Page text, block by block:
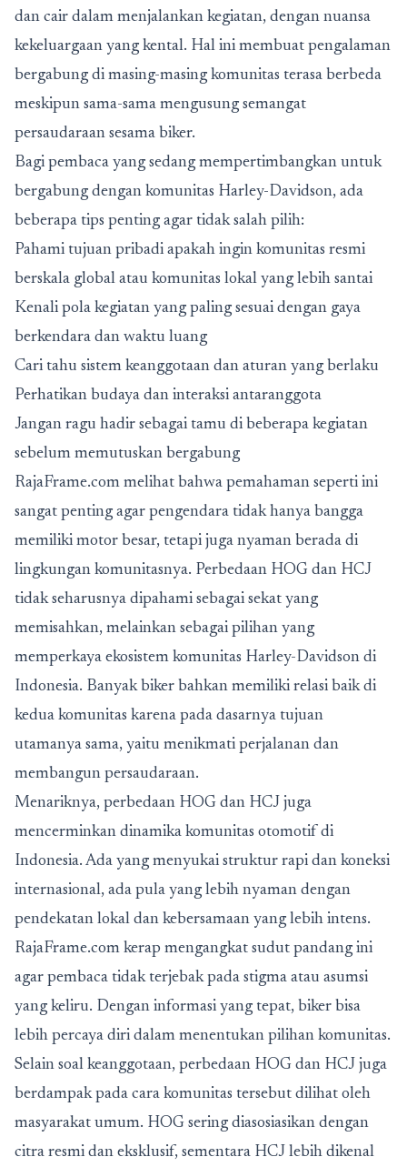
dan cair dalam menjalankan kegiatan, dengan nuansa
kekeluargaan yang kental. Hal ini membuat pengalaman
bergabung di masing-masing komunitas terasa berbeda
meskipun sama-sama mengusung semangat
persaudaraan sesama biker.
Bagi pembaca yang sedang mempertimbangkan untuk
bergabung dengan komunitas Harley-Davidson, ada
beberapa tips penting agar tidak salah pilih:
Pahami tujuan pribadi apakah ingin komunitas resmi
berskala global atau komunitas lokal yang lebih santai
Kenali pola kegiatan yang paling sesuai dengan gaya
berkendara dan waktu luang
Cari tahu sistem keanggotaan dan aturan yang berlaku
Perhatikan budaya dan interaksi antaranggota
Jangan ragu hadir sebagai tamu di beberapa kegiatan
sebelum memutuskan bergabung
RajaFrame.com melihat bahwa pemahaman seperti ini
sangat penting agar pengendara tidak hanya bangga
memiliki motor besar, tetapi juga nyaman berada di
lingkungan komunitasnya. Perbedaan HOG dan HCJ
tidak seharusnya dipahami sebagai sekat yang
memisahkan, melainkan sebagai pilihan yang
memperkaya ekosistem komunitas Harley-Davidson di
Indonesia. Banyak biker bahkan memiliki relasi baik di
kedua komunitas karena pada dasarnya tujuan
utamanya sama, yaitu menikmati perjalanan dan
membangun persaudaraan.
Menariknya, perbedaan HOG dan HCJ juga
mencerminkan dinamika komunitas otomotif di
Indonesia. Ada yang menyukai struktur rapi dan koneksi
internasional, ada pula yang lebih nyaman dengan
pendekatan lokal dan kebersamaan yang lebih intens.
RajaFrame.com kerap mengangkat sudut pandang ini
agar pembaca tidak terjebak pada stigma atau asumsi
yang keliru. Dengan informasi yang tepat, biker bisa
lebih percaya diri dalam menentukan pilihan komunitas.
Selain soal keanggotaan, perbedaan HOG dan HCJ juga
berdampak pada cara komunitas tersebut dilihat oleh
masyarakat umum. HOG sering diasosiasikan dengan
citra resmi dan eksklusif, sementara HCJ lebih dikenal